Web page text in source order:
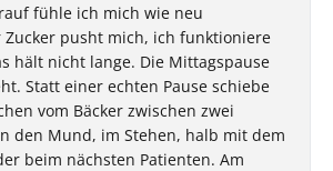
fühle ich mich wie neu
Zucker pusht mich, ich funktioniere
hält nicht lange. Die Mittagspause
Statt einer echten Pause schiebe
vom Bäcker zwischen zwei
den Mund, im Stehen, halb mit dem
beim nächsten Patienten. Am